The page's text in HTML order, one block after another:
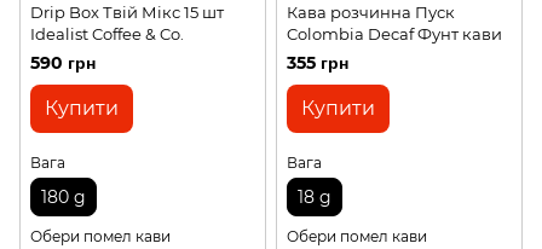
Drip Box Твій Мікс 15 шт
Idealist Coffee & Co.
590 грн
Купити
Вага
180 g
Обери помел кави
Кава розчинна Пуск
Colombia Decaf Фунт кави
355 грн
Купити
Вага
18 g
Обери помел кави